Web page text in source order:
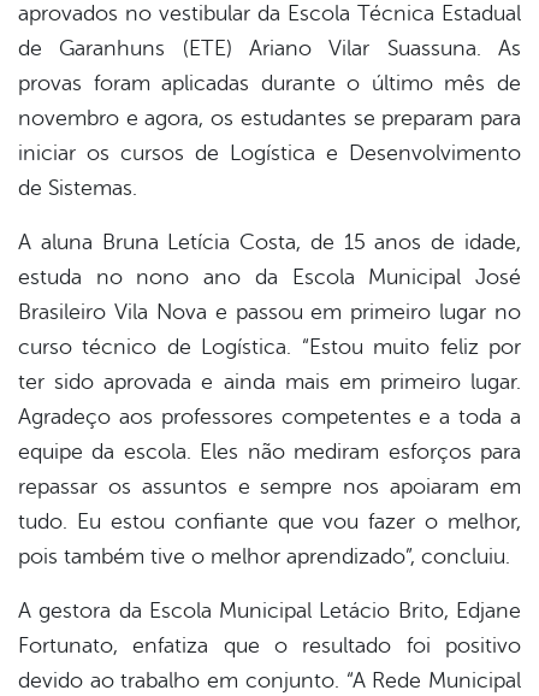
aprovados no vestibular da Escola Técnica Estadual
de Garanhuns (ETE) Ariano Vilar Suassuna. As
provas foram aplicadas durante o último mês de
novembro e agora, os estudantes se preparam para
iniciar os cursos de Logística e Desenvolvimento
de Sistemas.
A aluna Bruna Letícia Costa, de 15 anos de idade,
estuda no nono ano da Escola Municipal José
Brasileiro Vila Nova e passou em primeiro lugar no
curso técnico de Logística. “Estou muito feliz por
ter sido aprovada e ainda mais em primeiro lugar.
Agradeço aos professores competentes e a toda a
equipe da escola. Eles não mediram esforços para
repassar os assuntos e sempre nos apoiaram em
tudo. Eu estou confiante que vou fazer o melhor,
pois também tive o melhor aprendizado”, concluiu.
A gestora da Escola Municipal Letácio Brito, Edjane
Fortunato, enfatiza que o resultado foi positivo
devido ao trabalho em conjunto. “A Rede Municipal